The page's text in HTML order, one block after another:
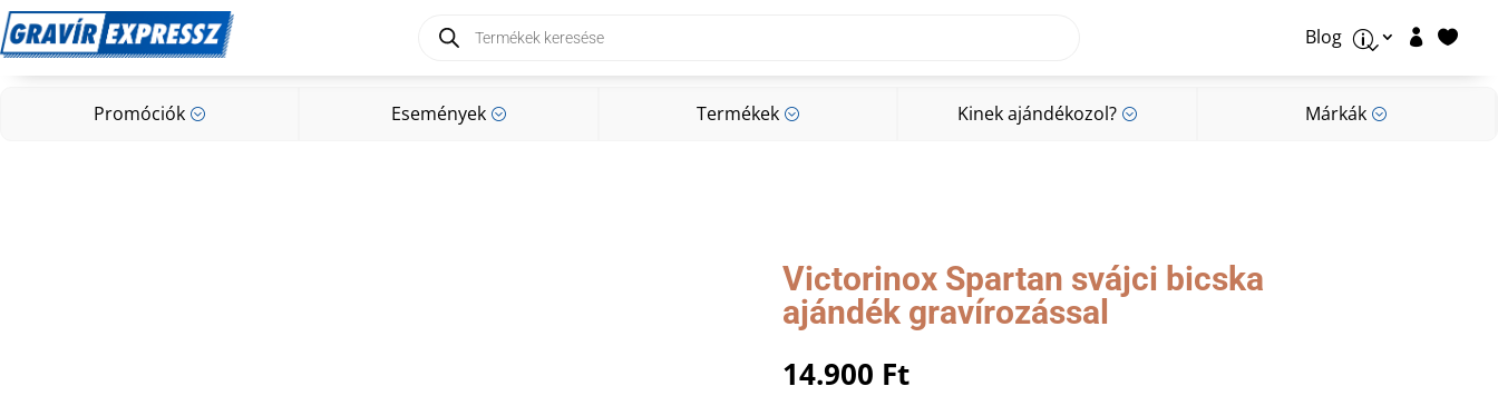
search Blog p  
Promóciók ; Események ; Termékek ; Kinek ajándékozol? ; Márkák ;
Promóciók; Események Márkák;
Victorinox Spartan svájci bicska
ajándék gravírozással
14.900 Ft